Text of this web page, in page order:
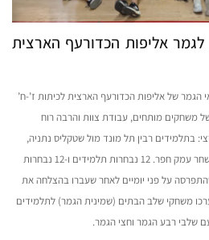
אליפות הכדורעף הארצית
הגמר של אליפות הכדורעף הארצית לכיתות ז’-ח’
משחקים מותחים, עבודת צוות והרבה רוח
בתלמידים רבין תל מונד מול שטקליס נתניה,
ובתלמידות אלון כפר סבא מול מעיין שחר עמק חפר. 12 נבחרות תלמידים ו-12 נבחרות
על פני יומיים לאחר שעברו בהצלחה את
משחקי שלב הבתים (שמינית הגמר) לתלמידים
שלבי רבע הגמר וחצי הגמר.